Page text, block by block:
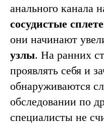
анального канала
сосудистые
они начинают
узлы. На ранних
проявлять себя и
обнаруживаются
обследовании по
специалисты не